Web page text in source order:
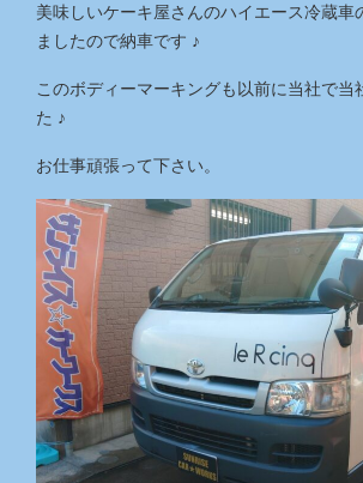
美味しいケーキ屋さんのハイエース冷蔵車
ましたので納車です ♪
このボディーマーキングも以前に当社で当
た ♪
お仕事頑張って下さい。